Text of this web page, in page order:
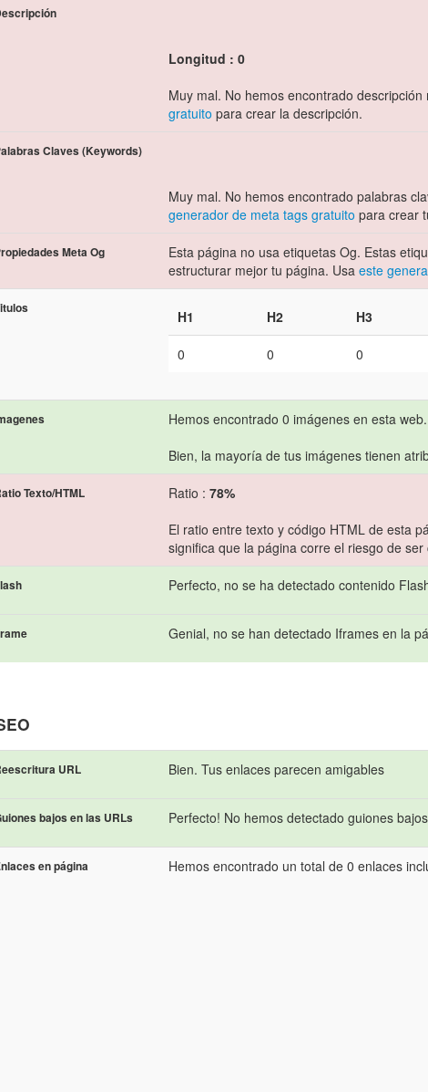
Longitud : 0
Muy mal. No hemos encontrado
gratuito para crear la descripción.
Claves (Keywords)
Muy mal. No hemos encontrado palabras
generador de meta tags gratuito para crear
Meta Og
Esta página no usa etiquetas Og. Estas
estructurar mejor tu página. Usa este
H1 H2 H3
0 0 0
Hemos encontrado 0 imágenes en esta web.
Bien, la mayoría de tus imágenes tienen
Texto/HTML Ratio : 78%
El ratio entre texto y código HTML de esta
significa que la página corre el riesgo de
Perfecto, no se ha detectado contenido
Genial, no se han detectado Iframes en la
URL Bien. Tus enlaces parecen amigables
bajos en las URLs Perfecto! No hemos detectado guiones
en página Hemos encontrado un total de 0 enlaces